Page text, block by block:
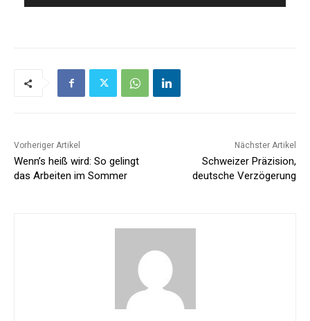
Vorheriger Artikel
Wenn’s heiß wird: So gelingt
das Arbeiten im Sommer
Nächster Artikel
Schweizer Präzision,
deutsche Verzögerung